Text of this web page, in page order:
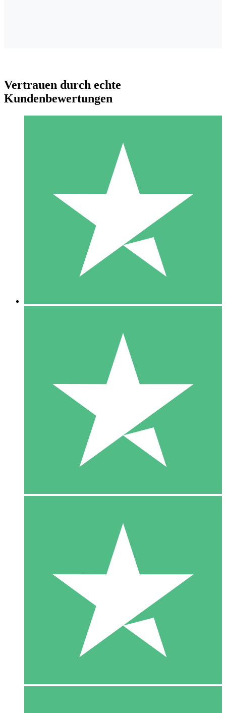
Individuelle Credit-Pakete
Zahlen Sie nach Bedarf mit Download-Credits. Keine
monatliche Verpflichtung erforderlich.
10 00
10 Downloads
20 00
Vertrauen durch echte
Kundenbewertungen